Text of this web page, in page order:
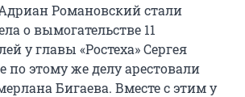
Романовский стали
о вымогательстве 11
у главы «Ростеха» Сергея
по этому же делу арестовали
Бигаева. Вместе с этим у